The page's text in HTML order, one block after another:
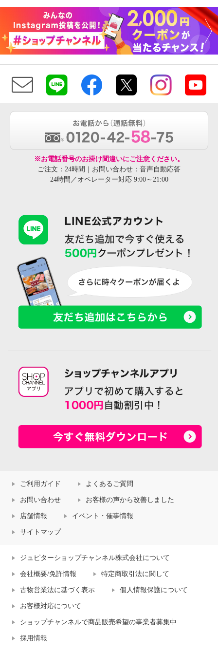
※お電話番号のお掛け間違いにご注意ください。
ご注文：24時間｜お問い合わせ：音声自動応答
24時間／オペレーター対応 9:00～21:00
ご利用ガイド よくあるご質問
お問い合わせ お客様の声から改善しました
店舗情報 イベント・催事情報
サイトマップ
ジュピターショップチャンネル株式会社について
会社概要/免許情報 特定商取引法に関して
古物営業法に基づく表示 個人情報保護について
お客様対応について
ショップチャンネルで商品販売希望の事業者募集中
採用情報